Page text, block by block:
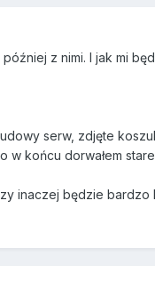
z nimi. I jak mi
serw, zdjęte
końcu dorwałem stare
inaczej będzie bardzo